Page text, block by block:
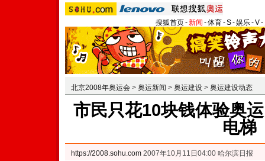
搜狐首页-新闻 -体育-S-娱乐-V-
北京2008年奥运会 > 奥运新闻 > 奥运建设 > 奥运建设动态
市民只花10块钱体验奥
电梯
https://2008.sohu.com 2007年10月11日04:00 哈尔滨日报